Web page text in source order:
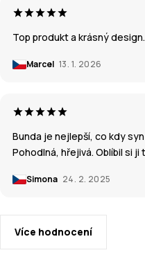
Top produkt a krásný design.
Marcel 13. 1. 2026
Bunda je nejlepší, co kdy
Pohodlná, hřejivá. Oblíbil si ji
Simona 24. 2. 2025
Více hodnocení